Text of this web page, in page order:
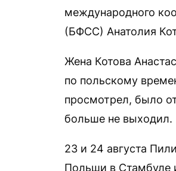
международного
(БФСС) Анатолия
Жена Котова
по польскому
просмотрел, было
больше не выходил.
23 и 24 августа
Польши в Стамбуле